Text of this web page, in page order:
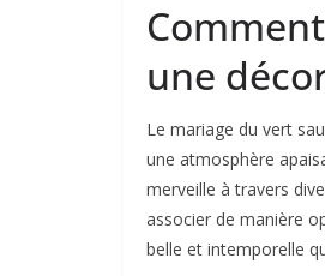
une
Le mariage du vert
une atmosphère
merveille à travers
associer de manière
belle et intemporelle